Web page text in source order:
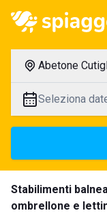
Abetone
Seleziona
Stabilimenti
ombrellone e